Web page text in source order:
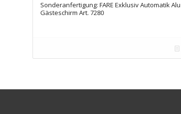
Sonderanfertigung: FARE Exklusiv Automatik Alu
Gästeschirm Art. 7280